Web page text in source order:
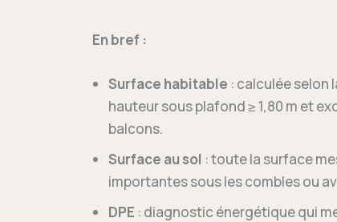
En bref :
Surface habitable : calculée selon
hauteur sous plafond ≥ 1,80 m et
balcons.
Surface au sol : toute la surface
importantes sous les combles ou
DPE : diagnostic énergétique qui